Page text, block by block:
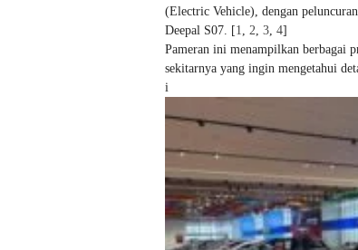
(Electric Vehicle), dengan
Deepal S07. [1, 2, 3, 4]
Pameran ini menampilkan berbagai
sekitarnya yang ingin mengetahui
i